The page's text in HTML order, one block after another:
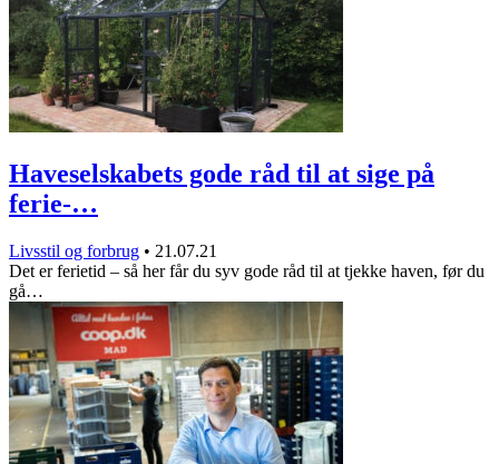
Haveselskabets gode råd til at sige på
ferie-…
Livsstil og forbrug • 21.07.21
Det er ferietid – så her får du syv gode råd til at tjekke haven, før du
gå…